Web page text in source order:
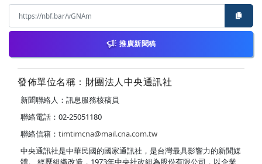
推廣新聞稿
發佈單位名稱：財團法人中央通訊社
新聞聯絡人：訊息服務核稿員
聯絡電話：02-25051180
聯絡信箱： timtimcna@mail.cna.com.tw
中央通訊社是中華民國的國家通訊社，是台灣最具影響力的新聞媒
體。 經歷組織改造，1973年中央社改組為股份有限公司，以企業